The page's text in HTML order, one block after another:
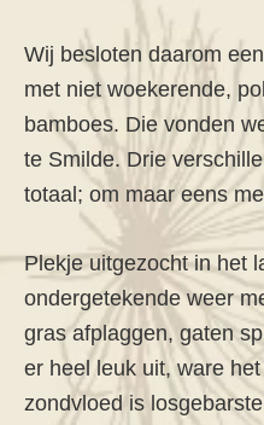
Wij besloten daarom
met niet woekerende,
bamboes. Die vonden
te Smilde. Drie
totaal; om maar eens
Plekje uitgezocht in het
ondergetekende weer
gras afplaggen, gaten
er heel leuk uit, ware
zondvloed is